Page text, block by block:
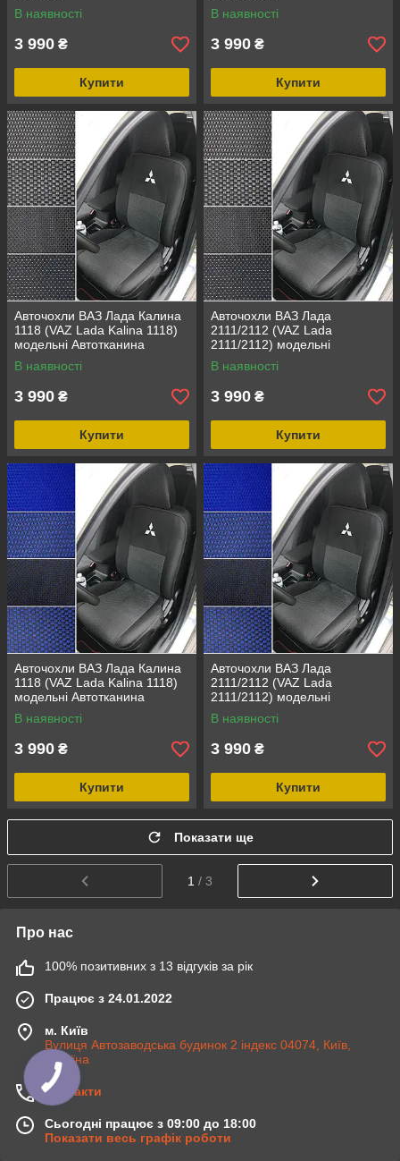
В наявності
3 990 ₴
Купити
В наявності
3 990 ₴
Купити
Авточохли ВАЗ Лада Калина
1118 (VAZ Lada Kalina 1118)
модельні Автотканина
В наявності
3 990 ₴
Купити
Авточохли ВАЗ Лада
2111/2112 (VAZ Lada
2111/2112) модельні
Автотканина
В наявності
3 990 ₴
Купити
Авточохли ВАЗ Лада Калина
1118 (VAZ Lada Kalina 1118)
модельні Автотканина
В наявності
3 990 ₴
Купити
Авточохли ВАЗ Лада
2111/2112 (VAZ Lada
2111/2112) модельні
Автотканина
В наявності
3 990 ₴
Купити
Показати ще
1 / 3
Про нас
100% позитивних з 13 відгуків за рік
Працює з 24.01.2022
м. Київ
Вулиця Автозаводська будинок 2 індекс 04074, Київ,
Україна
Контакти
Сьогодні працює з 09:00 до 18:00
Показати весь графік роботи